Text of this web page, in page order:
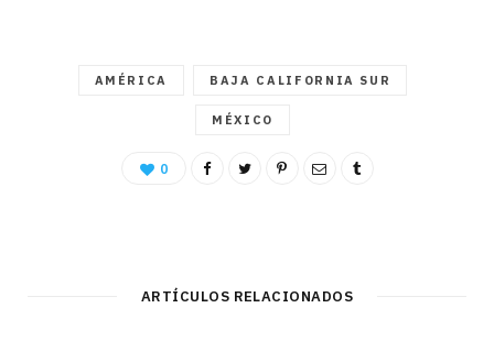
AMÉRICA BAJA CALIFORNIA SUR
MÉXICO
0
ARTÍCULOS RELACIONADOS